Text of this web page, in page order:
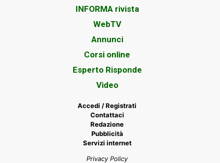
INFORMA rivista
WebTV
Annunci
Corsi online
Esperto Risponde
Video
Accedi / Registrati
Contattaci
Redazione
Pubblicità
Servizi internet
Privacy Policy